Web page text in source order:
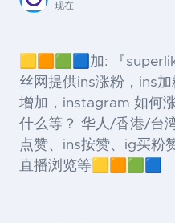
现在
🟨🟧🟩🟦加: 『
丝网提供ins涨粉，ins
增加，instagram 如何
什么等？ 华人/香港/台
点赞、ins按赞、ig买粉
直播浏览等🟨🟧🟩🟦